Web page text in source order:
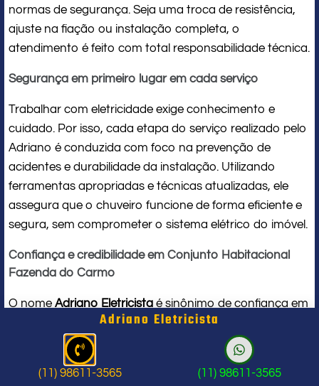
normas de segurança. Seja uma troca de resistência,
ajuste na fiação ou instalação completa, o
atendimento é feito com total responsabilidade técnica.
Segurança em primeiro lugar em cada serviço
Trabalhar com eletricidade exige conhecimento e
cuidado. Por isso, cada etapa do serviço realizado pelo
Adriano é conduzida com foco na prevenção de
acidentes e durabilidade da instalação. Utilizando
ferramentas apropriadas e técnicas atualizadas, ele
assegura que o chuveiro funcione de forma eficiente e
segura, sem comprometer o sistema elétrico do imóvel.
Confiança e credibilidade em Conjunto Habitacional
Fazenda do Carmo
O nome Adriano Eletricista é sinônimo de confiança em
Conjunto Habitacional Fazenda do Carmo. Seu
compromisso com a qualidade e a satisfação do
cliente o torna uma referência local em
serviços para
chuveiro elétrico. Ao contratar seus serviços, você
Adriano Eletricista
(11) 98611-3565 (11) 98611-3565